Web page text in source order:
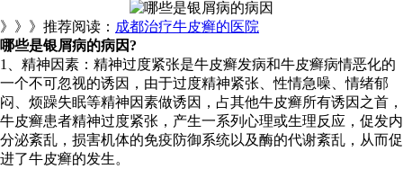
》》》推荐阅读： 成都治疗牛皮癣的医院
哪些是银屑病的病因?
1、精神因素：精神过度紧张是牛皮癣发病和牛皮癣病情恶化的
一个不可忽视的诱因，由于过度精神紧张、性情急噪、情绪郁
闷、烦躁失眠等精神因素做诱因，占其他牛皮癣所有诱因之首，
牛皮癣患者精神过度紧张，产生一系列心理或生理反应，促发内
分泌紊乱，损害机体的免疫防御系统以及酶的代谢紊乱，从而促
进了牛皮癣的发生。